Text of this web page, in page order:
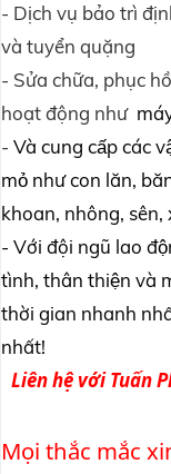
- Dịch vụ bảo trì
và tuyển quặng
- Sửa chữa, phục
hoạt động như
- Và cung cấp các
mỏ như con lăn,
khoan, nhông, sên,
- Với đội ngũ lao
tình, thân thiện và
thời gian nhanh
nhất!
Liên hệ với Tuấn
Mọi thắc mắc